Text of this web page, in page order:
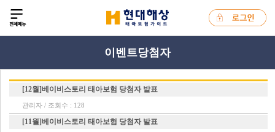
이벤트당첨자
[12월]베이비스토리 태아보험 당첨자 발표
관리자 / 조회수 : 128
[11월]베이비스토리 태아보험 당첨자 발표